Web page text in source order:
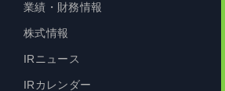
業績・財務情報
株式情報
IRニュース
IRカレンダー